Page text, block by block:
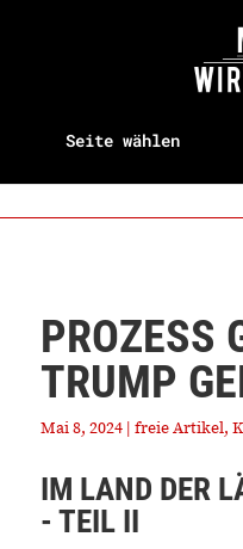
Seite wählen
PROZESS
TRUMP
Mai 8, 2024| freie Artikel,
IM LAND DER
- TEIL II